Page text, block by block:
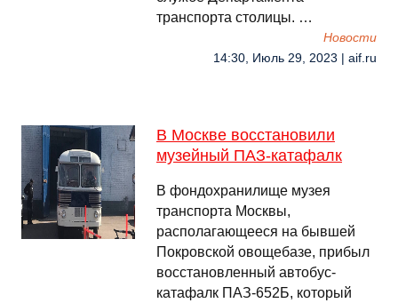
транспорта столицы. …
Новости
14:30, Июль 29, 2023 | aif.ru
В Москве восстановили
музейный ПАЗ-катафалк
В фондохранилище музея
транспорта Москвы,
располагающееся на бывшей
Покровской овощебазе, прибыл
восстановленный автобус-
катафалк ПАЗ-652Б, который